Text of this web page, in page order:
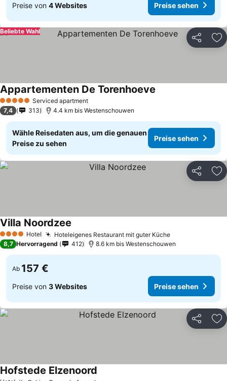
Preise von 4 Websites Preise sehen
Teilen
Beliebte Wahl
5 Sterne Serviced apartment
Appartementen De Torenhoeve
7,4 313 4.4 km bis Westenschouwen
Wähle Reisedaten aus, um die genauen
Preise zu sehen
Preise sehen
Teilen
4 Sterne Hotel Hoteleigenes Restaurant mit guter Küche
Villa Noordzee
8,7 Hervorragend 412 8.6 km bis Westenschouwen
Ab 157 €
Preise von 3 Websites Preise sehen
Teilen
Hofstede Elzenoord